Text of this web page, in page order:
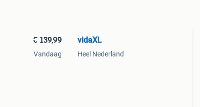
€ 139,99
Vandaag
vidaXL
Heel Nederland